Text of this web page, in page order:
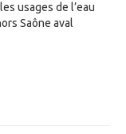
usages de l’eau
Saône aval